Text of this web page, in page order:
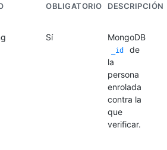
OBLIGATORIO DESCRIPCIÓN
Sí MongoDB
_id
de
la
persona
enrolada
contra la
que
verificar.